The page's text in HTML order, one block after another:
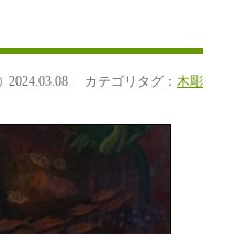
2024.03.08 カテゴリタグ： 木彫